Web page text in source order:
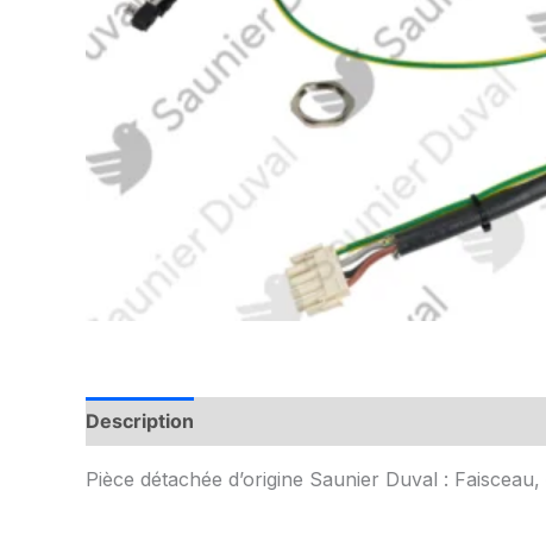
Description
Pièce détachée d’origine Saunier Duval :